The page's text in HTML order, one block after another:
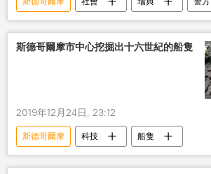
逮捕
斯德哥爾摩市中心挖掘出十六世紀的船隻
2019年12月24日, 23:12
斯德哥爾摩 科技 船隻